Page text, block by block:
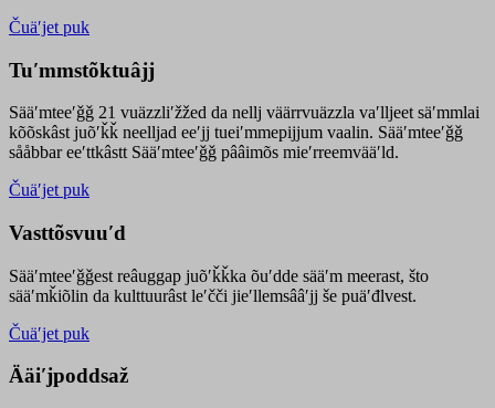
Čuäʹjet puk
Tuʹmmstõktuâjj
Sääʹmteeʹǧǧ 21 vuäzzliʹžžed da nellj väärrvuäzzla vaʹlljeet säʹmmlai
kõõskâst juõʹǩǩ neelljad eeʹjj tueiʹmmepijjum vaalin. Sääʹmteeʹǧǧ
sååbbar eeʹttkâstt Sääʹmteeʹǧǧ pââimõs mieʹrreemvääʹld.
Čuäʹjet puk
Vasttõsvuuʹd
Sääʹmteeʹǧǧest reâuggap juõʹǩǩka õuʹdde sääʹm meerast, što
sääʹmǩiõlin da kulttuurâst leʹčči jieʹllemsââʹjj še puäʹđlvest.
Čuäʹjet puk
Ääiʹjpoddsaž